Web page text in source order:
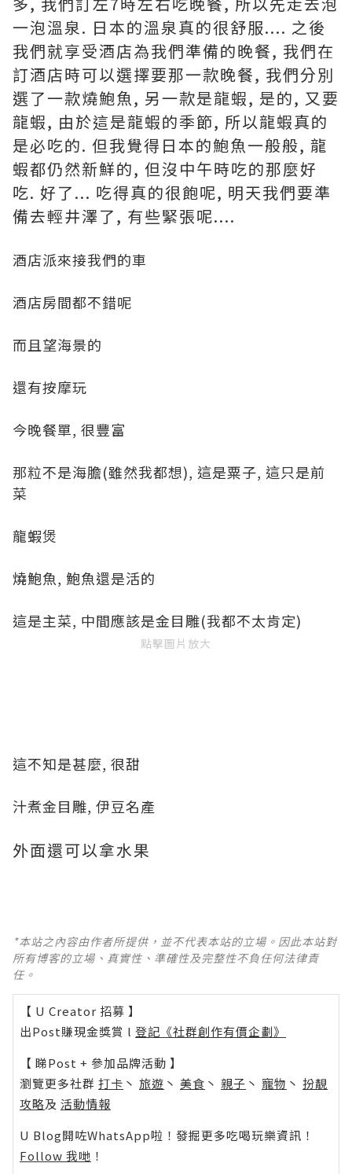
一泡溫泉. 日本的溫泉真的很舒服.... 之後
我們就享受酒店為我們準備的晚餐, 我們在
訂酒店時可以選擇要那一款晚餐, 我們分別
選了一款燒鮑魚, 另一款是龍蝦, 是的, 又要
龍蝦, 由於這是龍蝦的季節, 所以龍蝦真的
是必吃的. 但我覺得日本的鮑魚一般般, 龍
蝦都仍然新鮮的, 但沒中午時吃的那麼好
吃. 好了... 吃得真的很飽呢, 明天我們要準
備去輕井澤了, 有些緊張呢....
酒店派來接我們的車
酒店房間都不錯呢
而且望海景的
還有按摩玩
今晚餐單, 很豐富
那粒不是海膽(雖然我都想), 這是粟子, 這只是前
菜
龍蝦煲
燒鮑魚, 鮑魚還是活的
這是主菜, 中間應該是金目雕(我都不太肯定)
點擊圖片放大
這不知是甚麼, 很甜
汁煮金目雕, 伊豆名產
外面還可以拿水果
*本站之內容由作者所提供，並不代表本站的立場。因此本站對
所有博客的立場、真實性、準確性及完整性不負任何法律責
任。
【 U Creator 招募 】
出Post賺現金獎賞 l 登記《社群創作有價企劃》
【 睇Post + 參加品牌活動 】
瀏覽更多社群 打卡 丶 旅遊 丶 美食 丶 親子 丶 寵物 丶 扮靚
攻略及 活動情報
U Blog開咗WhatsApp啦！發掘更多吃喝玩樂資訊！
Follow 我哋 ！